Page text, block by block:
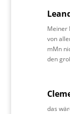
Meiner
von
mMn
den
das